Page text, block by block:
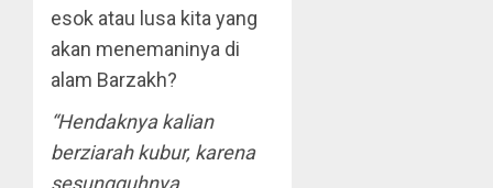
esok atau lusa kita yang
akan menemaninya di
alam Barzakh?
“Hendaknya kalian
berziarah kubur, karena
sesungguhnya